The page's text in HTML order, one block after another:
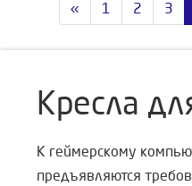
« 1 2 3
Кресла
К геймерскому
предъявляются